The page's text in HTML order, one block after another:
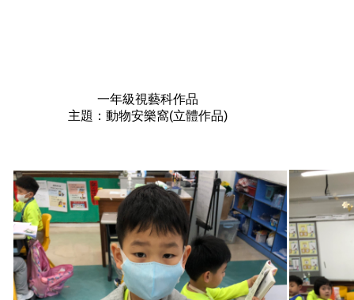
一年級視藝科作品
主題：動物安樂窩(立體作品)